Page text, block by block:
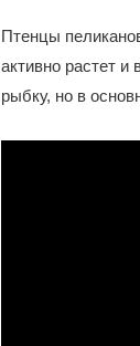
Птенцы
активно растет
рыбку, но в